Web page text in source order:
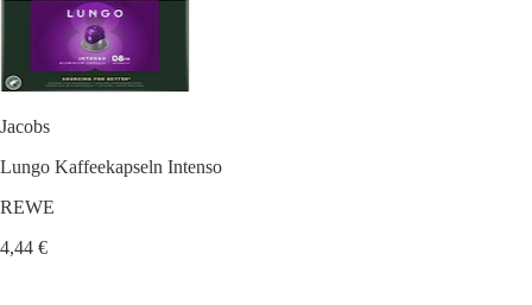
Jacobs
Lungo Kaffeekapseln Intenso
REWE
4,44 €